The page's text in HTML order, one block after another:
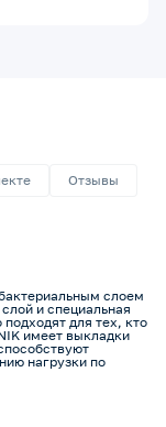
Отзывы
слоем
и специальная
для тех, кто
имеет выкладки
нагрузки по